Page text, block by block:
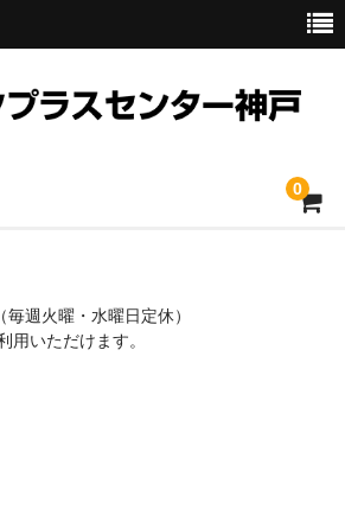
0
（毎週火曜・水曜日定休）
用いただけます。